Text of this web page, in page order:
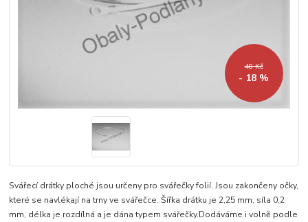
40 Kč
- 18 %
Svářecí drátky ploché jsou určeny pro svářečky folií. Jsou zakončeny očky,
které se navlékají na trny ve svářečce. Šířka drátku je 2,25 mm, síla 0,2
mm, délka je rozdílná a je dána typem svářečky.Dodáváme i volně podle